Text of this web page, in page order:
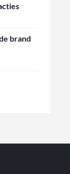
brand